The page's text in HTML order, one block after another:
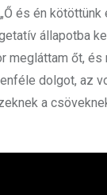
és én kötöttünk
állapotba
megláttam őt,
dolgot, az
a